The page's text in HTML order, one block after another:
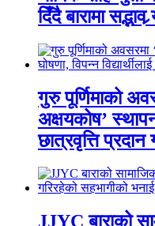
दिँदै बारामा सद्भाव
गुरु पूर्णिमाको
अक्षयकोष’
छात्रवृत्ति प्रदान
JJYC बाराको